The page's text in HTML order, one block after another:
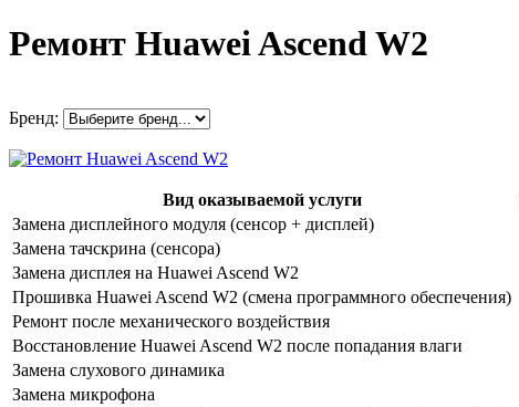
Ремонт Huawei Ascend W2
Бренд:
Вид оказываемой услуги
Замена дисплейного модуля (сенсор + дисплей)
Замена тачскрина (сенсора)
Замена дисплея на Huawei Ascend W2
Прошивка Huawei Ascend W2 (смена программного обеспечения)
Ремонт после механического воздействия
Восстановление Huawei Ascend W2 после попадания влаги
Замена слухового динамика
Замена микрофона